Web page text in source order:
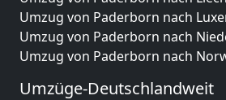
Umzug von Paderborn nach
Umzug von Paderborn nach
Umzug von Paderborn nach
Umzüge-Deutschlandweit